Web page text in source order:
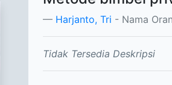
Harjanto, Tri - Nama
Tidak Tersedia Deskripsi